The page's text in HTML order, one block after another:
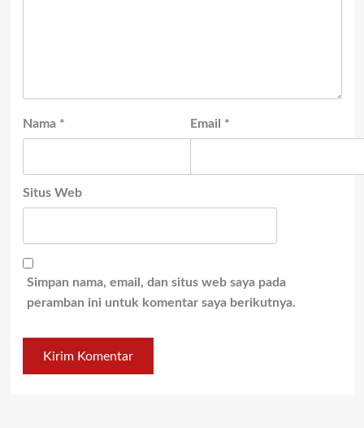
Nama * Email *
Situs Web
Simpan nama, email, dan situs web saya pada
peramban ini untuk komentar saya berikutnya.